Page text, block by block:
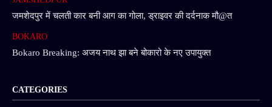
जमशेदपुर में चलती कार बनी आग का गोला, ड्राइवर की दर्दनाक मौ@त
BOKARO
Bokaro Breaking: अजय नाथ झा बने बोकारो के नए उपायुक्त
CATEGORIES